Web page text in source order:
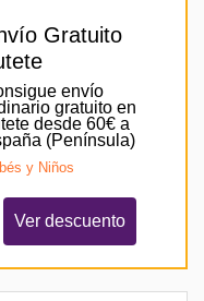
Gratuito
envío
gratuito en
desde 60€ a
(Península)
y Niños
Ver descuento